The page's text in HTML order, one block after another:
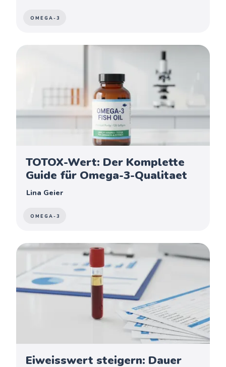
OMEGA-3
TOTOX-Wert: Der Komplette
Guide für Omega-3-Qualitaet
Lina Geier
OMEGA-3
Eiweisswert steigern: Dauer